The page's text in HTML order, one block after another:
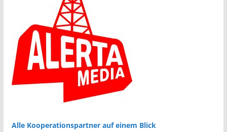
Alle Kooperationspartner auf einem Blick